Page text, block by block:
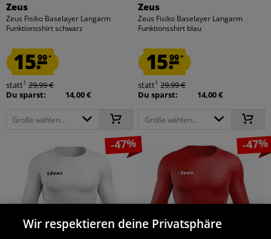
Zeus
Zeus Fisiko Baselayer Langarm
Funktionsshirt schwarz
15.99*
statt1 29,99 €
Du sparst:
14,00 €
Größe wählen...
Zeus
Zeus Fisiko Baselayer Langarm
Funktionsshirt blau
15.99*
statt1 29,99 €
Du sparst:
14,00 €
Größe wählen...
-47% -47%
Wir respektieren deine Privatsphäre